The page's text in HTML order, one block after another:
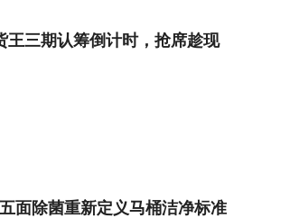
王三期认筹倒计时，抢席趁现
面除菌重新定义马桶洁净标准